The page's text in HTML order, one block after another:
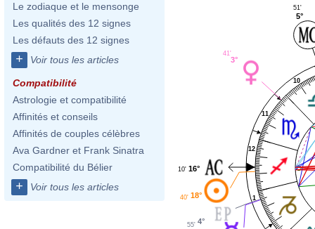
Le zodiaque et le mensonge
Les qualités des 12 signes
Les défauts des 12 signes
+ Voir tous les articles
Compatibilité
Astrologie et compatibilité
Affinités et conseils
Affinités de couples célèbres
Ava Gardner et Frank Sinatra
Compatibilité du Bélier
+ Voir tous les articles
1
10
11
12
5°
51'
3°
41'
16°
10'
18°
40'
4°
55'